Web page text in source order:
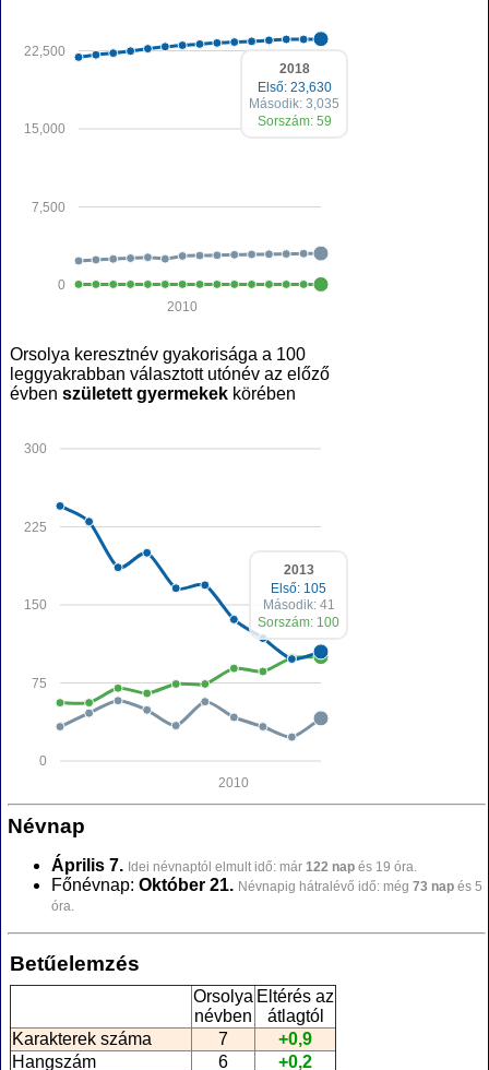
0
7,500
15,000
22,500
2010
2018
Első: 23,630
Második: 3,035
Sorszám: 59
Orsolya keresztnév gyakorisága a 100
leggyakrabban választott utónév az előző
évben született gyermekek körében
0
75
150
225
300
2010
2013
Első: 105
Második: 41
Sorszám: 100
Névnap
Április 7. Idei névnaptól elmult idő: már 122 nap és 19 óra.
Főnévnap: Október 21. Névnapig hátralévő idő: még 73 nap és 5
óra.
Betűelemzés
Orsolya
névben
Eltérés az
átlagtól
Karakterek száma
7
+0,9
Hangszám
6
+0,2